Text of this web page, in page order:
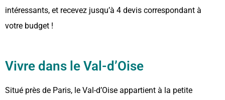
intéressants, et recevez jusqu’à 4 devis correspondant à
votre budget !
Vivre dans le Val-d’Oise
Situé près de Paris, le Val-d’Oise appartient à la petite